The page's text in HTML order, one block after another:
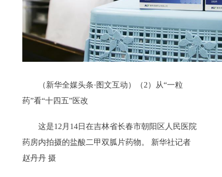
（新华全媒头条·图文互动）（2）从“一粒
药”看“十四五”医改
这是12月14日在吉林省长春市朝阳区人民医院
药房内拍摄的盐酸二甲双胍片药物。 新华社记者
赵丹丹 摄